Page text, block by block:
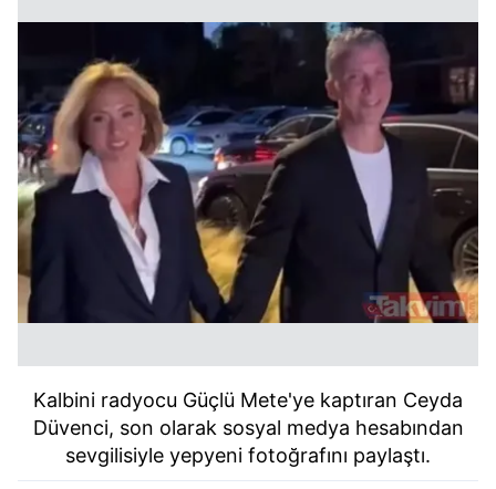
Kalbini radyocu Güçlü Mete'ye kaptıran Ceyda
Düvenci, son olarak sosyal medya hesabından
sevgilisiyle yepyeni fotoğrafını paylaştı.